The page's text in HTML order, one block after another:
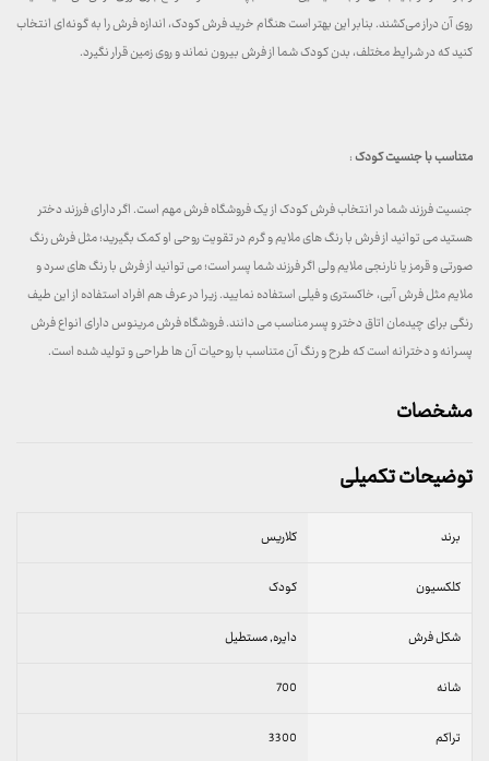
روی آن دراز می‌کشند. بنابر این بهتر است هنگام خرید فرش کودک، اندازه فرش را به گونه‌ای انتخاب
کنید که در شرایط مختلف، بدن کودک شما از فرش بیرون نماند و روی زمین قرار نگیرد.
متناسب با جنسیت کودک:
جنسیت فرزند شما در انتخاب فرش کودک از یک فروشگاه فرش مهم است. اگر دارای فرزند دختر
هستید می توانید از فرش با رنگ های ملایم و گرم در تقویت روحی او کمک بگیرید؛ مثل فرش رنگ
صورتی و قرمز یا نارنجی ملایم ولی اگر فرزند شما پسر است؛ می توانید از فرش با رنگ های سرد و
ملایم مثل فرش آبی، خاکستری و فیلی استفاده نمایید. زیرا در عرف هم افراد استفاده از این طیف
رنگی برای چیدمان اتاق دختر و پسر مناسب می دانند. فروشگاه فرش مرینوس دارای انواع فرش
پسرانه و دخترانه است که طرح و رنگ آن متناسب با روحیات آن ها طراحی و تولید شده است.
مشخصات
توضیحات تکمیلی
برند کلاریس
کلکسیون کودک
شکل فرش دایره, مستطیل
شانه 700
تراکم 3300